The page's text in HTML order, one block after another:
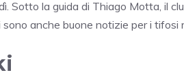
Sotto la guida di Thiago Motta, il
sono anche buone notizie per i tifosi